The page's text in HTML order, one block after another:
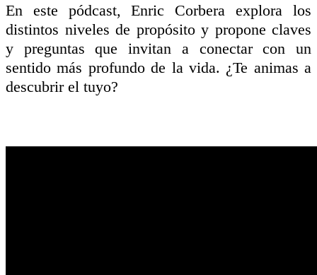
En este pódcast, Enric Corbera explora los
distintos niveles de propósito y propone claves
y preguntas que invitan a conectar con un
sentido más profundo de la vida. ¿Te animas a
descubrir el tuyo?